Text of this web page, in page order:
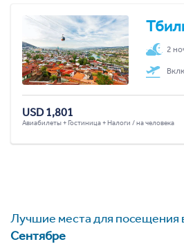
2
USD 1,801
Авиабилеты + Гостиница + Налоги / на человека
Лучшие места для посещения
Сентябре